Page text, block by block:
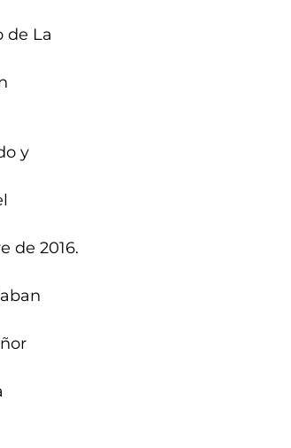
de La
y
de 2016.